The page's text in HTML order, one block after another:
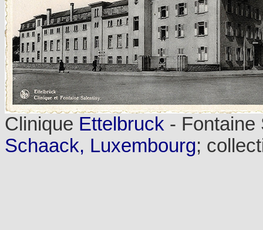
Clinique Ettelbruck - Fontaine
Schaack, Luxembourg;